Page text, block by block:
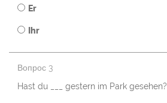
Er
Ihr
Вопрос 3
Hast du ___ gestern im Park gesehen?